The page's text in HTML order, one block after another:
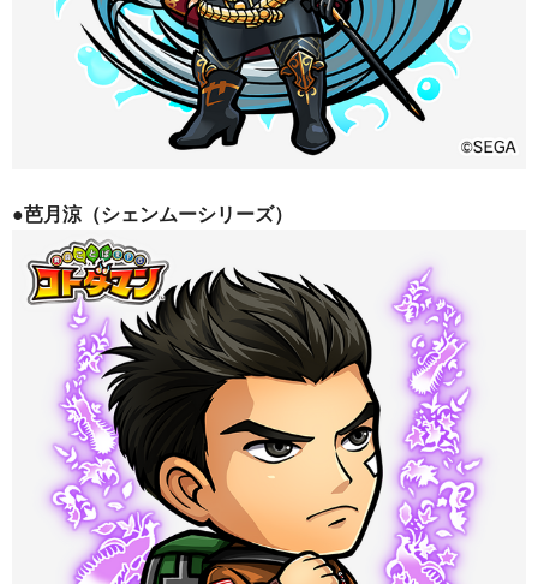
●芭月涼（シェンムーシリーズ）